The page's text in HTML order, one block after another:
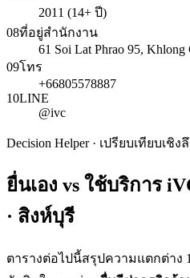
2011 (14+ ปี)
08ที่อยู่สำนักงาน
61 Soi Lat Phrao 95,
09โทร
+66805578887
10LINE
@ivc
Decision Helper · เปรียบเทียบเชิง
ยื่นเอง vs ใช้บริการ
· สิงห์บุรี
ตารางต่อไปนี้สรุปความแตกต่าง